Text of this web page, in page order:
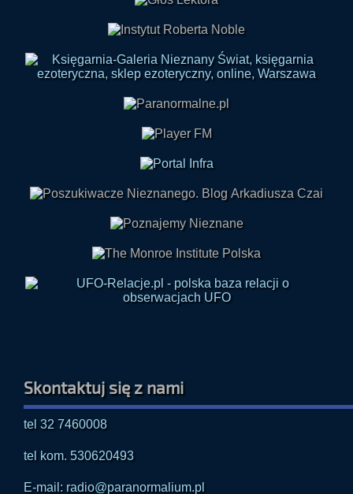
Skontaktuj się z nami
tel 32 7460008
tel kom. 530620493
E-mail: radio@paranormalium.pl